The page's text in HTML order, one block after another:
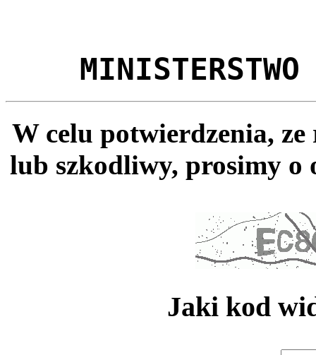
MINISTERSTWO
W celu potwierdzenia,
lub szkodliwy, prosimy o
Jaki kod